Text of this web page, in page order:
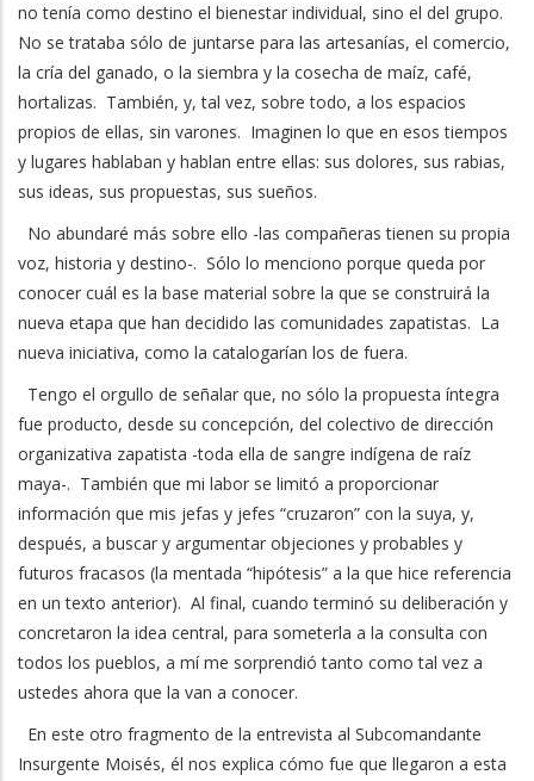
no tenía como destino el bienestar individual, sino el del grupo.
No se trataba sólo de juntarse para las artesanías, el comercio,
la cría del ganado, o la siembra y la cosecha de maíz, café,
hortalizas. También, y, tal vez, sobre todo, a los espacios
propios de ellas, sin varones. Imaginen lo que en esos tiempos
y lugares hablaban y hablan entre ellas: sus dolores, sus rabias,
sus ideas, sus propuestas, sus sueños.
No abundaré más sobre ello -las compañeras tienen su propia
voz, historia y destino-. Sólo lo menciono porque queda por
conocer cuál es la base material sobre la que se construirá la
nueva etapa que han decidido las comunidades zapatistas. La
nueva iniciativa, como la catalogarían los de fuera.
Tengo el orgullo de señalar que, no sólo la propuesta íntegra
fue producto, desde su concepción, del colectivo de dirección
organizativa zapatista -toda ella de sangre indígena de raíz
maya-. También que mi labor se limitó a proporcionar
información que mis jefas y jefes “cruzaron” con la suya, y,
después, a buscar y argumentar objeciones y probables y
futuros fracasos (la mentada “hipótesis” a la que hice referencia
en un texto anterior). Al final, cuando terminó su deliberación y
concretaron la idea central, para someterla a la consulta con
todos los pueblos, a mí me sorprendió tanto como tal vez a
ustedes ahora que la van a conocer.
En este otro fragmento de la entrevista al Subcomandante
Insurgente Moisés, él nos explica cómo fue que llegaron a esta